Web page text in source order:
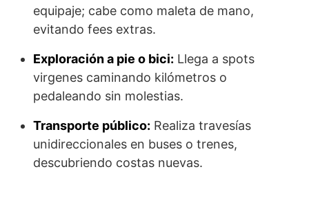
equipaje; cabe como maleta de mano,
evitando fees extras.
Exploración a pie o bici: Llega a spots
virgenes caminando kilómetros o
pedaleando sin molestias.
Transporte público: Realiza travesías
unidireccionales en buses o trenes,
descubriendo costas nuevas.